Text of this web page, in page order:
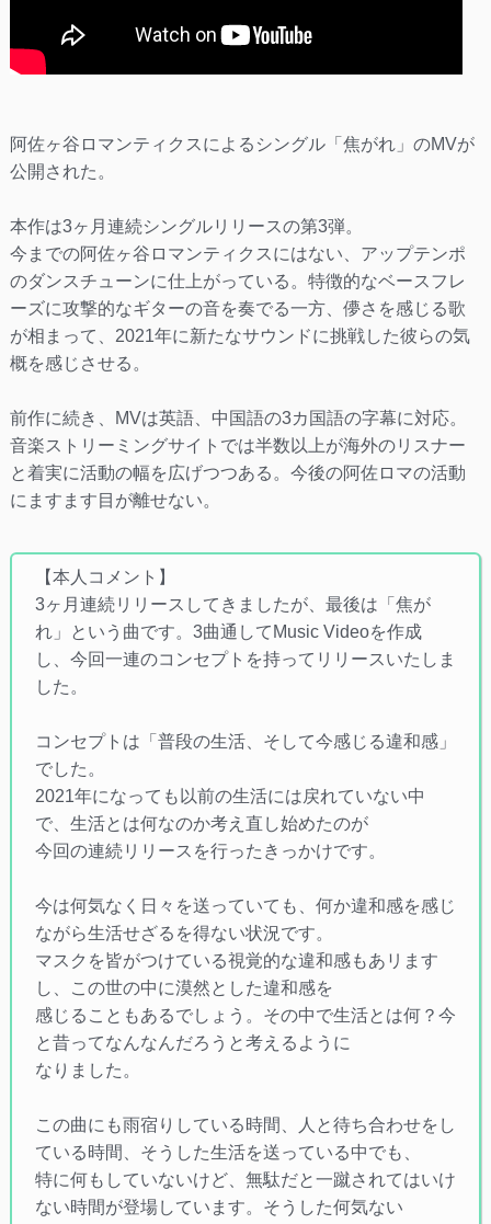
阿佐ヶ谷ロマンティクスによるシングル「焦がれ」のMVが
公開された。
本作は3ヶ月連続シングルリリースの第3弾。
今までの阿佐ヶ谷ロマンティクスにはない、アップテンポ
のダンスチューンに仕上がっている。特徴的なベースフレ
ーズに攻撃的なギターの音を奏でる一方、儚さを感じる歌
が相まって、2021年に新たなサウンドに挑戦した彼らの気
概を感じさせる。
前作に続き、MVは英語、中国語の3カ国語の字幕に対応。
音楽ストリーミングサイトでは半数以上が海外のリスナー
と着実に活動の幅を広げつつある。今後の阿佐ロマの活動
にますます目が離せない。
【本人コメント】
3ヶ月連続リリースしてきましたが、最後は「焦が
れ」という曲です。3曲通してMusic Videoを作成
し、今回一連のコンセプトを持ってリリースいたしま
した。
コンセプトは「普段の生活、そして今感じる違和感」
でした。
2021年になっても以前の生活には戻れていない中
で、生活とは何なのか考え直し始めたのが
今回の連続リリースを行ったきっかけです。
今は何気なく日々を送っていても、何か違和感を感じ
ながら生活せざるを得ない状況です。
マスクを皆がつけている視覚的な違和感もあリます
し、この世の中に漠然とした違和感を
感じることもあるでしょう。その中で生活とは何？今
と昔ってなんなんだろうと考えるように
なりました。
この曲にも雨宿りしている時間、人と待ち合わせをし
ている時間、そうした生活を送っている中でも、
特に何もしていないけど、無駄だと一蹴されてはいけ
ない時間が登場しています。そうした何気ない